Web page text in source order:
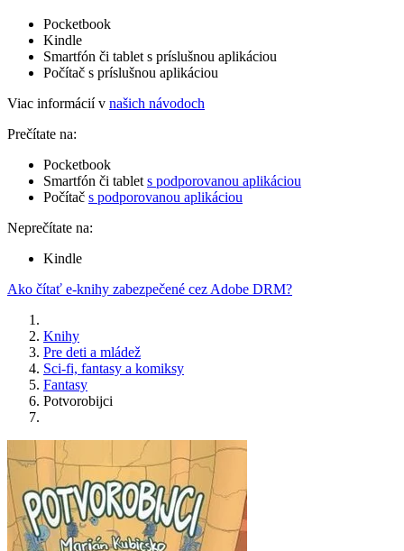
Pocketbook
Kindle
Smartfón či tablet s príslušnou aplikáciou
Počítač s príslušnou aplikáciou
Viac informácií v našich návodoch
Prečítate na:
Pocketbook
Smartfón či tablet s podporovanou aplikáciou
Počítač s podporovanou aplikáciou
Neprečítate na:
Kindle
Ako čítať e-knihy zabezpečené cez Adobe DRM?
Knihy
Pre deti a mládež
Sci-fi, fantasy a komiksy
Fantasy
Potvorobijci